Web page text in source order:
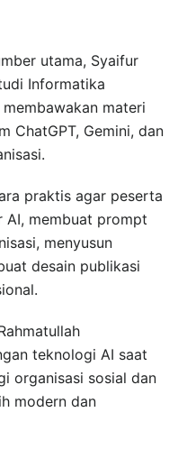
utama, Syaifur
Informatika
materi
ChatGPT, Gemini, dan
praktis agar peserta
AI, membuat prompt
menyusun
desain publikasi
teknologi AI saat
organisasi sosial dan
modern dan